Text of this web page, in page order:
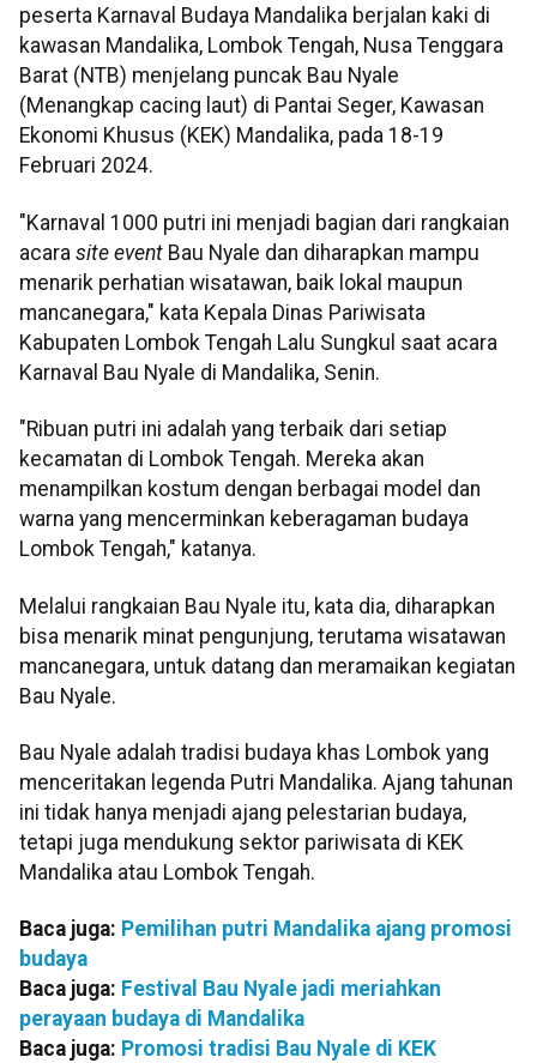
peserta Karnaval Budaya Mandalika berjalan kaki di
kawasan Mandalika, Lombok Tengah, Nusa Tenggara
Barat (NTB) menjelang puncak Bau Nyale
(Menangkap cacing laut) di Pantai Seger, Kawasan
Ekonomi Khusus (KEK) Mandalika, pada 18-19
Februari 2024.
"Karnaval 1000 putri ini menjadi bagian dari rangkaian
acara site event Bau Nyale dan diharapkan mampu
menarik perhatian wisatawan, baik lokal maupun
mancanegara," kata Kepala Dinas Pariwisata
Kabupaten Lombok Tengah Lalu Sungkul saat acara
Karnaval Bau Nyale di Mandalika, Senin.
"Ribuan putri ini adalah yang terbaik dari setiap
kecamatan di Lombok Tengah. Mereka akan
menampilkan kostum dengan berbagai model dan
warna yang mencerminkan keberagaman budaya
Lombok Tengah," katanya.
Melalui rangkaian Bau Nyale itu, kata dia, diharapkan
bisa menarik minat pengunjung, terutama wisatawan
mancanegara, untuk datang dan meramaikan kegiatan
Bau Nyale.
Bau Nyale adalah tradisi budaya khas Lombok yang
menceritakan legenda Putri Mandalika. Ajang tahunan
ini tidak hanya menjadi ajang pelestarian budaya,
tetapi juga mendukung sektor pariwisata di KEK
Mandalika atau Lombok Tengah.
Baca juga: Pemilihan putri Mandalika ajang promosi
budaya
Baca juga: Festival Bau Nyale jadi meriahkan
perayaan budaya di Mandalika
Baca juga: Promosi tradisi Bau Nyale di KEK